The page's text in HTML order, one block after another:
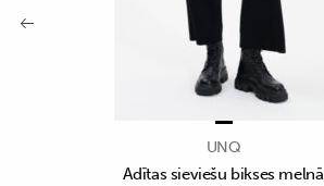
UNQ
Adītas sieviešu bikses melnā